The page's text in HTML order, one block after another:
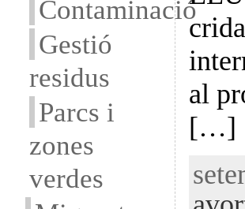
Contaminació
Gestió
residus
Parcs i
zones
verdes
al
[…]